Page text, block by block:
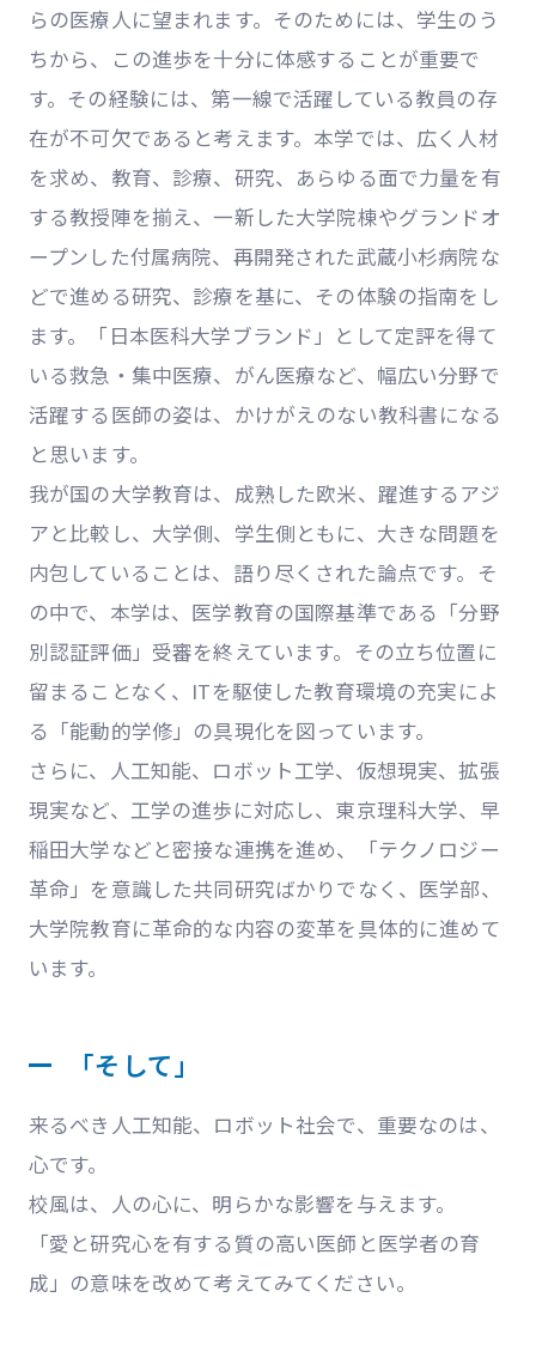
らの医療人に望まれます。そのためには、学生のう
ちから、この進歩を十分に体感することが重要で
す。その経験には、第一線で活躍している教員の存
在が不可欠であると考えます。本学では、広く人材
を求め、教育、診療、研究、あらゆる面で力量を有
する教授陣を揃え、一新した大学院棟やグランドオ
ープンした付属病院、再開発された武蔵小杉病院な
どで進める研究、診療を基に、その体験の指南をし
ます。「日本医科大学ブランド」として定評を得て
いる救急・集中医療、がん医療など、幅広い分野で
活躍する医師の姿は、かけがえのない教科書になる
と思います。
我が国の大学教育は、成熟した欧米、躍進するアジ
アと比較し、大学側、学生側ともに、大きな問題を
内包していることは、語り尽くされた論点です。そ
の中で、本学は、医学教育の国際基準である「分野
別認証評価」受審を終えています。その立ち位置に
留まることなく、ITを駆使した教育環境の充実によ
る「能動的学修」の具現化を図っています。
さらに、人工知能、ロボット工学、仮想現実、拡張
現実など、工学の進歩に対応し、東京理科大学、早
稲田大学などと密接な連携を進め、「テクノロジー
革命」を意識した共同研究ばかりでなく、医学部、
大学院教育に革命的な内容の変革を具体的に進めて
います。
「そして」
来るべき人工知能、ロボット社会で、重要なのは、
心です。
校風は、人の心に、明らかな影響を与えます。
「愛と研究心を有する質の高い医師と医学者の育
成」の意味を改めて考えてみてください。